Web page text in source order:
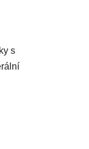
s